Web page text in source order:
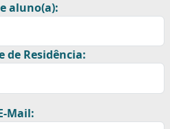
aluno(a):
de Residência:
Mail: